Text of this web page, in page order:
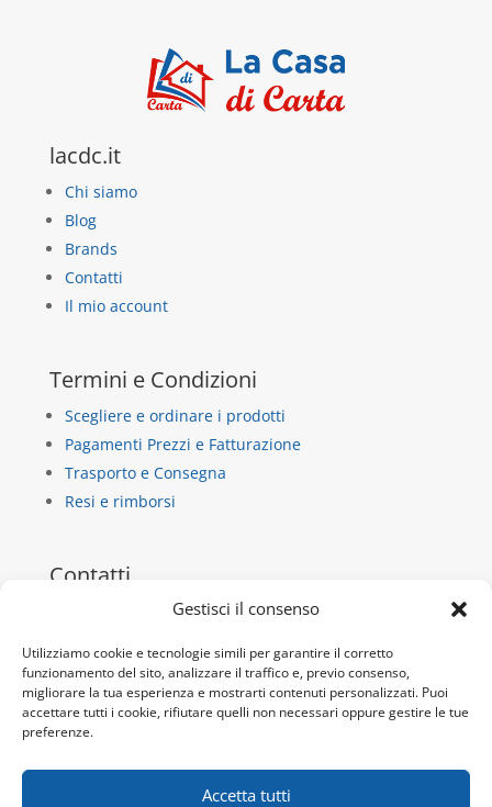
Gestisci il consenso
Utilizziamo cookie e tecnologie simili per garantire il corretto
funzionamento del sito, analizzare il traffico e, previo consenso,
migliorare la tua esperienza e mostrarti contenuti personalizzati. Puoi
accettare tutti i cookie, rifiutare quelli non necessari oppure gestire le tue
preferenze.
Accetta tutti
lacdc.it
Chi siamo
Blog
Brands
Contatti
Il mio account
Termini e Condizioni
Scegliere e ordinare i prodotti
Pagamenti Prezzi e Fatturazione
Trasporto e Consegna
Resi e rimborsi
Contatti
10018 Pavone Canavese
P.IVA 10932920019
Tel:+39 345 9717692
Email:info@lacdc.it